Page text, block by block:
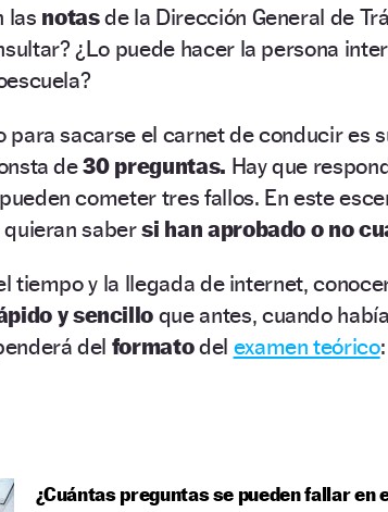
las notasde la Dirección General de
¿Lo puede hacer la persona
para sacarse el carnet de conducir es
de30 preguntas. Hay que
cometer tres fallos. En este
quieran sabersi han aprobado o no
tiempo y la llegada de internet,
y sencillo que antes, cuando
del formatodel examen teórico:
¿Cuántas preguntas se pueden fallar en